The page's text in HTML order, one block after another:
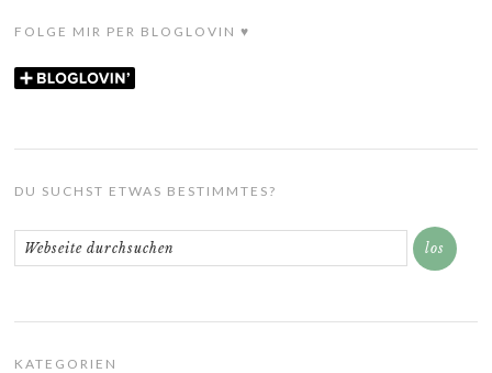
FOLGE MIR PER BLOGLOVIN ♥
DU SUCHST ETWAS BESTIMMTES?
KATEGORIEN